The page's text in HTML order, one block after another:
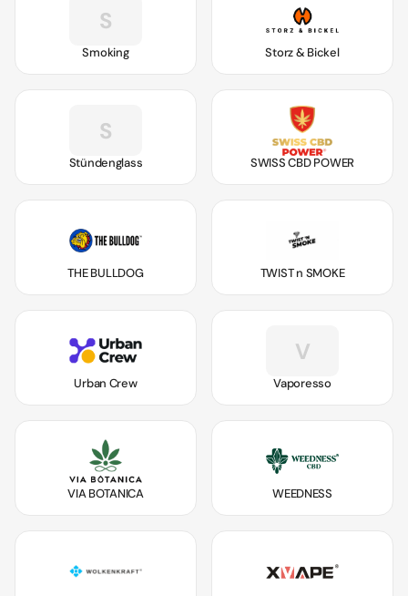
S
Smoking Storz & Bickel
S
Stündenglass SWISS CBD POWER
THE BULLDOG TWIST n SMOKE
Urban Crew
V
Vaporesso
VIA BOTANICA WEEDNESS